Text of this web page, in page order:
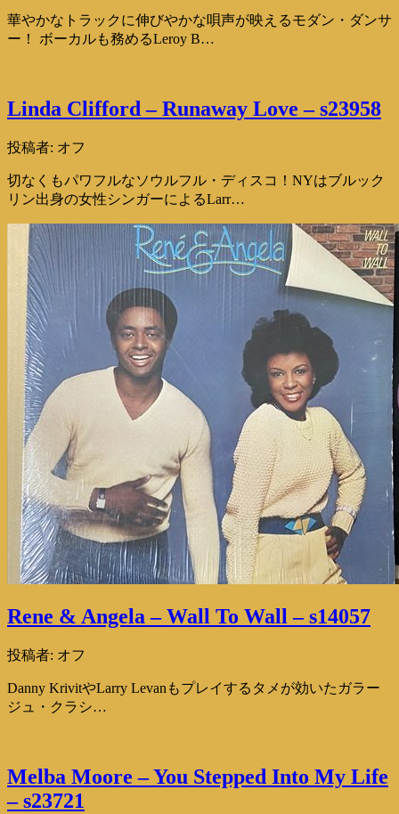
華やかなトラックに伸びやかな唄声が映えるモダン・ダンサ
ー！ ボーカルも務めるLeroy B…
Linda Clifford – Runaway Love – s23958
投稿者: オフ
切なくもパワフルなソウルフル・ディスコ！NYはブルック
リン出身の女性シンガーによるLarr…
Rene & Angela – Wall To Wall – s14057
投稿者: オフ
Danny KrivitやLarry Levanもプレイするタメが効いたガラー
ジュ・クラシ…
Melba Moore – You Stepped Into My Life
– s23721